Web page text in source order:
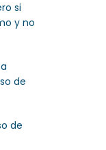
si
y no
de
de